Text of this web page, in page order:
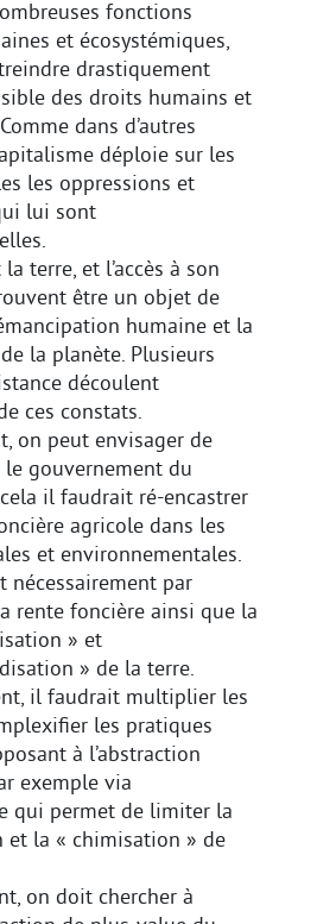
fonctions
et écosystémiques,
drastiquement
des droits humains et
dans d’autres
déploie sur les
les oppressions et
lui sont
terre, et l’accès à son
être un objet de
humaine et la
la planète. Plusieurs
découlent
ces constats.
on peut envisager de
gouvernement du
il faudrait ré-encastrer
agricole dans les
et environnementales.
nécessairement par
rente foncière ainsi que la
» et
» de la terre.
il faudrait multiplier les
les pratiques
à l’abstraction
exemple via
qui permet de limiter la
et la « chimisation » de
on doit chercher à